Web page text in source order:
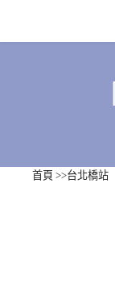
content
首頁 >>台北橋站